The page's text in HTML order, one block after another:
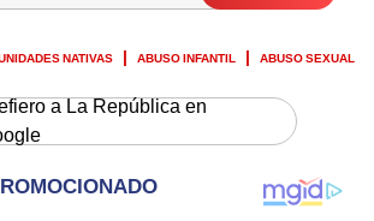
NATIVAS ABUSO INFANTIL ABUSO SEXUAL
a La República en